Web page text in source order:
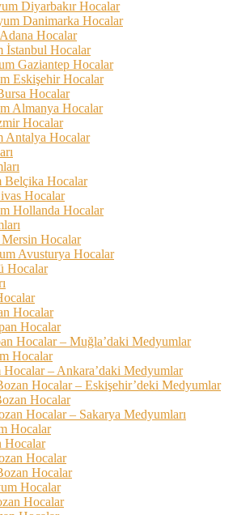
Diyarbakır Hocalar
Danimarka Hocalar
Hocalar
İstanbul Hocalar
Gaziantep Hocalar
Eskişehir Hocalar
Hocalar
Almanya Hocalar
Hocalar
Antalya Hocalar
Belçika Hocalar
Hocalar
Hollanda Hocalar
Hocalar
Avusturya Hocalar
Hocalar
Hocalar
Hocalar
Hocalar – Muğla’daki Medyumlar
Hocalar
– Ankara’daki Medyumlar
Hocalar – Eskişehir’deki Medyumlar
Hocalar
Hocalar – Sakarya Medyumları
Hocalar
Hocalar
Hocalar
Hocalar
Hocalar
Hocalar